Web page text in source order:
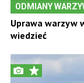
ODMIANY
Uprawa warzyw
wiedzieć